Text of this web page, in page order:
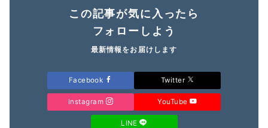
この記事が気に入ったら
フォローしよう
最新情報をお届けします
Facebook Twitter
Instagram YouTube
LINE